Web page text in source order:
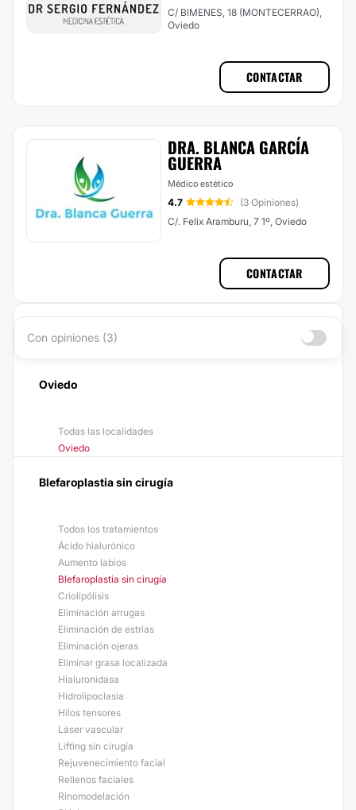
C/ BIMENES, 18 (MONTECERRAO),
Oviedo
CONTACTAR
DRA. BLANCA GARCÍA
GUERRA
Médico estético
4.7
(3 Opiniones)
C/. Felix Aramburu, 7 1º, Oviedo
CONTACTAR
Con opiniones (3)
Oviedo
Todas las localidades
Oviedo
Blefaroplastia sin cirugía
Todos los tratamientos
Ácido hialurónico
Aumento labios
Blefaroplastia sin cirugía
Criolipólisis
Eliminación arrugas
Eliminación de estrías
Eliminación ojeras
Eliminar grasa localizada
Hialuronidasa
Hidrolipoclasia
Hilos tensores
Láser vascular
Lifting sin cirugía
Rejuvenecimiento facial
Rellenos faciales
Rinomodelación